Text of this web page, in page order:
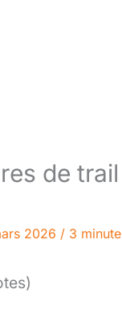
de
2026 / 3